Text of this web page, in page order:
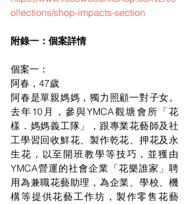
ollections/shop-impacts-section
附錄一：個案詳情
個案一：
阿春，47歲
阿春是單親媽媽，獨力照顧一對子女。
去年10月，參與YMCA觀塘會所「花
樣．媽媽義工隊」，跟專業花藝師及社
工學習回收鮮花、製作乾花、押花及永
生花，以至開班教學等技巧，並獲由
YMCA營運的社會企業「花樂誰家」聘
用為兼職花藝助理，為企業、學校、機
構等提供花藝工作坊，製作零售花藝